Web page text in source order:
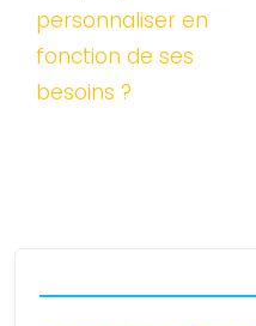
personnaliser en
fonction de ses
besoins ?